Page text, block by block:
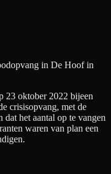
in De Hoof in
23 oktober 2022 bijeen
crisisopvang, met de
dat het aantal op te vangen
waren van plan een